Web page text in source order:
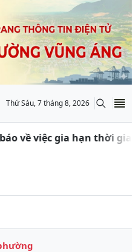
Thứ Sáu, 7 tháng 8, 2026
về việc gia hạn thời gian